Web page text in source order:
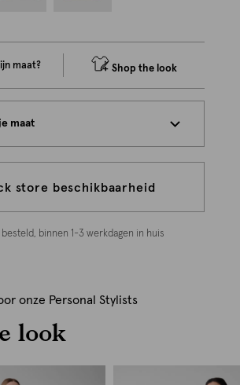
Shop the look
maat
store beschikbaarheid
besteld, binnen 1-3 werkdagen in huis
onze Personal Stylists
look